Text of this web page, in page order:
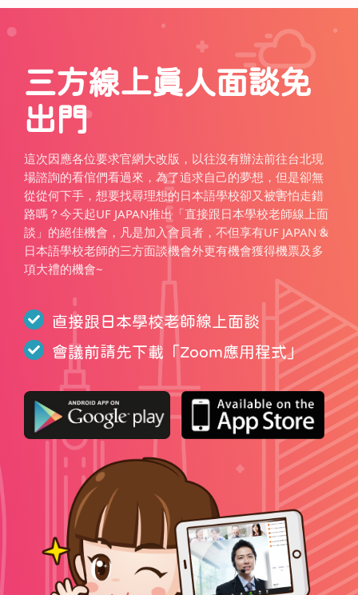
三方線上真人面談免
出門
這次因應各位要求官網大改版，以往沒有辦法前往台北現
場諮詢的看倌們看過來，為了追求自己的夢想，但是卻無
從從何下手，想要找尋理想的日本語學校卻又被害怕走錯
路嗎？今天起UF JAPAN推出「直接跟日本學校老師線上面
談」的絕佳機會，凡是加入會員者，不但享有UF JAPAN &
日本語學校老師的三方面談機會外更有機會獲得機票及多
項大禮的機會~
直接跟日本學校老師線上面談
會議前請先下載「 Zoom應用程式」